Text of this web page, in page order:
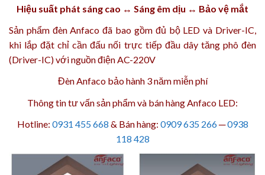
Hiệu suất phát sáng cao ↔ Sáng êm dịu ↔ Bảo vệ mắt
Sản phẩm đèn Anfaco đã bao gồm đủ bộ LED và Driver-IC,
khi lắp đặt chỉ cần đấu nối trực tiếp đầu dây tăng phô đèn
(Driver-IC) với nguồn điện AC-220V
Đèn Anfaco bảo hành 3 nămmiễn phí
Thông tin tư vấn sản phẩm và bán hàng Anfaco LED:
Hotline: 0931 455 668 & Bán hàng: 0909 635 266─0938
118 428